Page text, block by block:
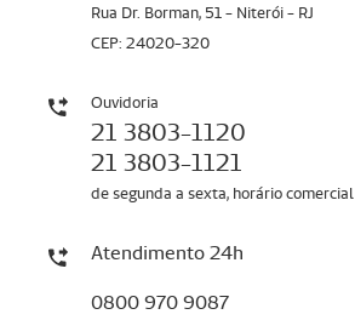
Rua Dr. Borman, 51 - Niterói - RJ
CEP: 24020-320
Ouvidoria
21 3803-1120
21 3803-1121
de segunda a sexta, horário comercial
Atendimento 24h
0800 970 9087